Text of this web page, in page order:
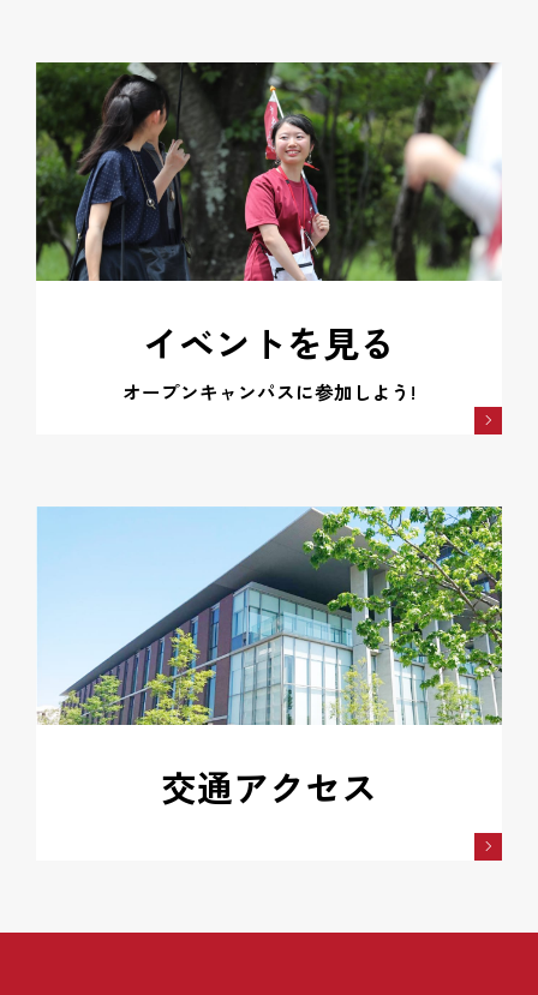
イベントを見る
オープンキャンパスに参加しよう!
交通アクセス